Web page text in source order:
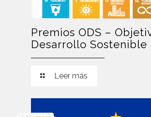
Premios ODS –
Desarrollo Sostenible
Leer más